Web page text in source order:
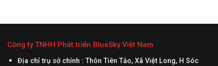
gạt tàn...
Công ty TNHH Phát triển BlueSky Việt Nam
Địa chỉ trụ sở chính : Thôn Tiên Tảo, Xã Việt Long, H Sóc